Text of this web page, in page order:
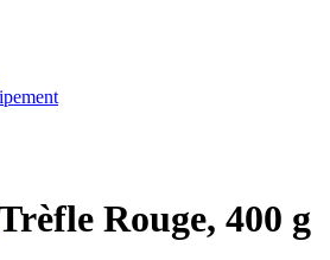
Rouge, 400 g